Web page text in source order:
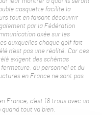
casquette facilite la
tout en faisant découvrir
par la Fédération
axée sur les
auxquelles chaque golf fait
n’est pas une réalité. Car ces
exigent des schémas
fermeture, du personnel et du
en France ne sont pas
France, c’est 18 trous avec un
tout va bien.